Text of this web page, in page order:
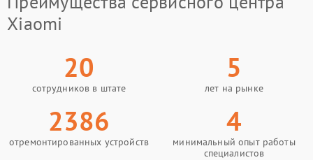
Xiaomi
20
сотрудников в штате
5
лет на рынке
2386
отремонтированных устройств
4
минимальный опыт работы
специалистов